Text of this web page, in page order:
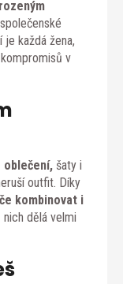
je každá žena,
v
šaty i
outfit. Díky
kombinovat i
dělá velmi